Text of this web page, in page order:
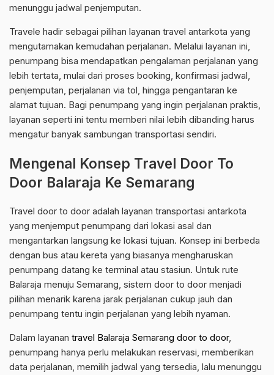
menunggu jadwal penjemputan.
Travele hadir sebagai pilihan layanan travel antarkota yang
mengutamakan kemudahan perjalanan. Melalui layanan ini,
penumpang bisa mendapatkan pengalaman perjalanan yang
lebih tertata, mulai dari proses booking, konfirmasi jadwal,
penjemputan, perjalanan via tol, hingga pengantaran ke
alamat tujuan. Bagi penumpang yang ingin perjalanan praktis,
layanan seperti ini tentu memberi nilai lebih dibanding harus
mengatur banyak sambungan transportasi sendiri.
Mengenal Konsep Travel Door To
Door Balaraja Ke Semarang
Travel door to door adalah layanan transportasi antarkota
yang menjemput penumpang dari lokasi asal dan
mengantarkan langsung ke lokasi tujuan. Konsep ini berbeda
dengan bus atau kereta yang biasanya mengharuskan
penumpang datang ke terminal atau stasiun. Untuk rute
Balaraja menuju Semarang, sistem door to door menjadi
pilihan menarik karena jarak perjalanan cukup jauh dan
penumpang tentu ingin perjalanan yang lebih nyaman.
Dalam layanan travel Balaraja Semarang door to door,
penumpang hanya perlu melakukan reservasi, memberikan
data perjalanan, memilih jadwal yang tersedia, lalu menunggu